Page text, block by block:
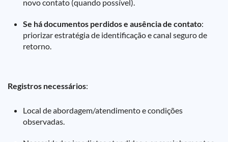
novo contato (quando possível).
Se há documentos perdidos e ausência de contato:
priorizar estratégia de identificação e canal seguro de
retorno.
Registros necessários:
Local de abordagem/atendimento e condições
observadas.